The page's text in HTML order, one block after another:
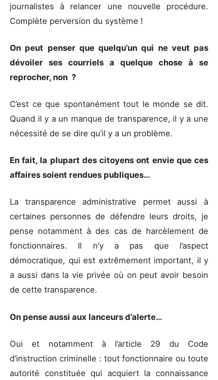
journalistes à relancer une nouvelle procédure.
Complète perversion du système !
On peut penser que quelqu’un qui ne veut pas
dévoiler ses courriels a quelque chose à se
reprocher, non ?
C’est ce que spontanément tout le monde se dit.
Quand il y a un manque de transparence, il y a une
nécessité de se dire qu’il y a un problème.
En fait, la plupart des citoyens ont envie que ces
affaires soient rendues publiques…
La transparence administrative permet aussi à
certaines personnes de défendre leurs droits, je
pense notamment à des cas de harcèlement de
fonctionnaires. Il n’y a pas que l’aspect
démocratique, qui est extrêmement important, il y
a aussi dans la vie privée où on peut avoir besoin
de cette transparence.
On pense aussi aux lanceurs d’alerte…
Oui et notamment à l’article 29 du Code
d’instruction criminelle : tout fonctionnaire ou toute
autorité constituée qui acquiert la connaissance